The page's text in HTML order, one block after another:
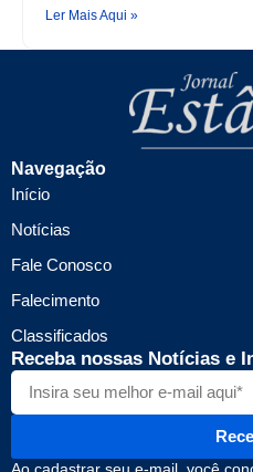
Ler Mais Aqui »
Navegação
Início
Notícias
Fale Conosco
Falecimento
Classificados
Receba nossas Notícias e